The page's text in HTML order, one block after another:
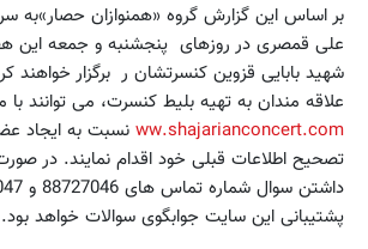
بر اساس این گزارش گروه «همنوازان حصار»به
علی قمصری در روزهای پنجشنبه و جمعه این
شهید بابایی قزوین کنسرتشان ر برگزار خواهند
علاقه مندان به تهیه بلیط کنسرت، می توانند
ww.shajarianconcert.com نسبت به ایجاد
تصحیح اطلاعات قبلی خود اقدام نمایند. در
پشتیبانی این سایت جوابگوی سوالات خواهد بود.